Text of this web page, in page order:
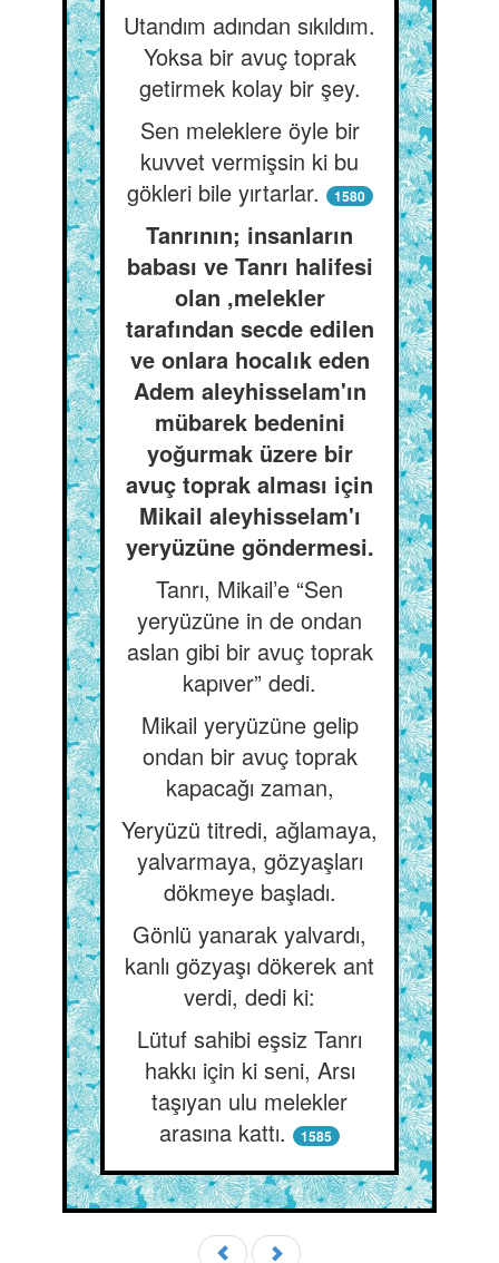
Utandım adından sıkıldım.
Yoksa bir avuç toprak
getirmek kolay bir şey.
Sen meleklere öyle bir
kuvvet vermişsin ki bu
gökleri bile yırtarlar.
1580
Tanrının; insanların
babası ve Tanrı halifesi
olan ,melekler
tarafından secde edilen
ve onlara hocalık eden
Adem aleyhisselam'ın
mübarek bedenini
yoğurmak üzere bir
avuç toprak alması için
Mikail aleyhisselam'ı
yeryüzüne göndermesi.
Tanrı, Mikail’e “Sen
yeryüzüne in de ondan
aslan gibi bir avuç toprak
kapıver” dedi.
Mikail yeryüzüne gelip
ondan bir avuç toprak
kapacağı zaman,
Yeryüzü titredi, ağlamaya,
yalvarmaya, gözyaşları
dökmeye başladı.
Gönlü yanarak yalvardı,
kanlı gözyaşı dökerek ant
verdi, dedi ki:
Lütuf sahibi eşsiz Tanrı
hakkı için ki seni, Arsı
taşıyan ulu melekler
arasına kattı.
1585